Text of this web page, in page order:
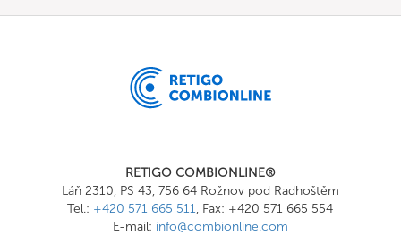
RETIGO COMBIONLINE®
Láň 2310, PS 43, 756 64 Rožnov pod Radhoštěm
Tel.: +420 571 665 511, Fax: +420 571 665 554
E-mail: info@combionline.com